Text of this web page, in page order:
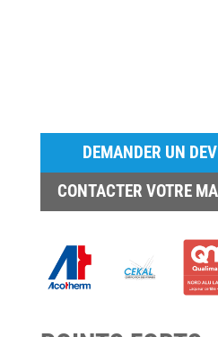
DEMANDER UN
CONTACTER VOTRE